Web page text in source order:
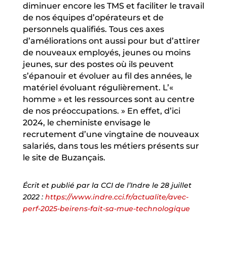
diminuer encore les TMS et faciliter le travail
de nos équipes d’opérateurs et de
personnels qualifiés. Tous ces axes
d’améliorations ont aussi pour but d’attirer
de nouveaux employés, jeunes ou moins
jeunes, sur des postes où ils peuvent
s’épanouir et évoluer au fil des années, le
matériel évoluant régulièrement. L’«
homme » et les ressources sont au centre
de nos préoccupations. » En effet, d’ici
2024, le cheministe envisage le
recrutement d’une vingtaine de nouveaux
salariés, dans tous les métiers présents sur
le site de Buzançais.
Écrit et publié par la CCI de l’Indre le 28 juillet
2022 : https://www.indre.cci.fr/actualite/avec-
perf-2025-beirens-fait-sa-mue-technologique